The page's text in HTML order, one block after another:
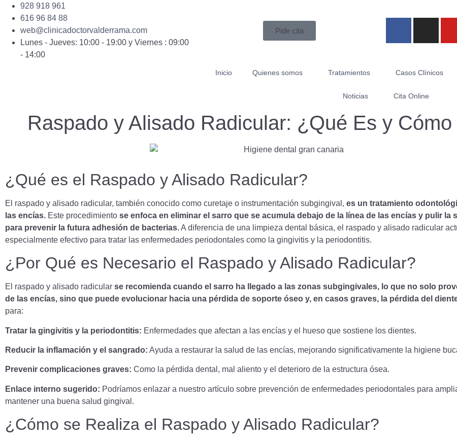
928 918 961
616 96 84 88
web@clinicadoctorvalderrama.com
Lunes - Jueves: 10:00 - 19:00 y Viernes : 09:00
- 14:00
Pide cita
Inicio Quienes somos Tratamientos Casos Clínicos
Noticias Cita Online
Raspado y Alisado Radicular: ¿Qué Es y
¿Qué es el Raspado y Alisado Radicular?
El raspado y alisado radicular, también conocido como curetaje o instrumentación subgingival, es un tratamiento
las encías. Este procedimiento se enfoca en eliminar el sarro que se acumula debajo de la línea de las encías y pulir la
para prevenir la futura adhesión de bacterias.A diferencia de una limpieza dental básica, el raspado y alisado radicular
especialmente efectivo para tratar las enfermedades periodontales como la gingivitis y la periodontitis.
¿Por Qué es Necesario el Raspado y Alisado Radicular?
El raspado y alisado radicular se recomienda cuando el sarro ha llegado a las zonas subgingivales, lo que no solo
de las encías, sino que puede evolucionar hacia una pérdida de soporte óseo y, en casos graves, la pérdida del
para:
Tratar la gingivitis y la periodontitis: Enfermedades que afectan a las encías y el hueso que sostiene los dientes.
Reducir la inflamación y el sangrado: Ayuda a restaurar la salud de las encías, mejorando significativamente la higiene
Prevenir complicaciones graves: Como la pérdida dental, mal aliento y el deterioro de la estructura ósea.
Enlace interno sugerido: Podríamos enlazar a nuestro artículo sobre prevención de enfermedades periodontales para
mantener una buena salud gingival.
¿Cómo se Realiza el Raspado y Alisado Radicular?